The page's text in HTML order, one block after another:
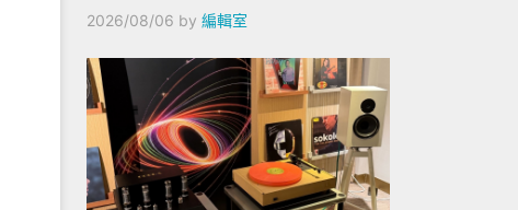
2026/08/06 by 編輯室